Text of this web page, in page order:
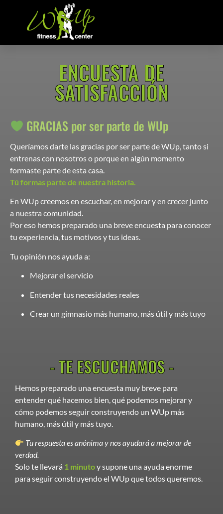
ENCUESTA DE
SATISFACCIÓN
GRACIAS por ser parte de WUp
Queríamos darte las gracias por ser parte de WUp, tanto si
entrenas con nosotros o porque en algún momento
formaste parte de esta casa.
Tú formas parte de nuestra historia.
En WUp creemos en escuchar, en mejorar y en crecer junto
a nuestra comunidad.
Por eso hemos preparado una breve encuesta para conocer
tu experiencia, tus motivos y tus ideas.
Tu opinión nos ayuda a:
Mejorar el servicio
Entender tus necesidades reales
Crear un gimnasio más humano, más útil y más tuyo
- TE ESCUCHAMOS -
Hemos preparado una encuesta muy breve para
entender qué hacemos bien, qué podemos mejorar y
cómo podemos seguir construyendo un WUp más
humano, más útil y más tuyo.
Tu respuesta es anónima y nos ayudará a mejorar de
verdad.
Solo te llevará 1 minutoy supone una ayuda enorme
para seguir construyendo el WUp que todos queremos.